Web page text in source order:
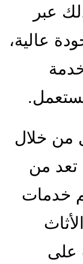
عبر
عالية،
من خلال
تعد من
خدمات
على